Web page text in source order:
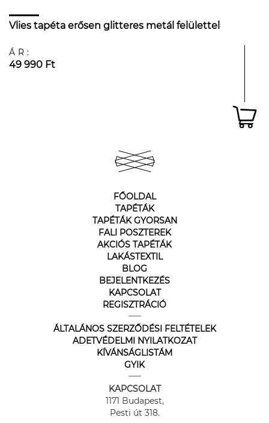
Vlies tapéta erősen glitteres metál felülettel
ÁR:
49 990 Ft
FŐOLDAL
TAPÉTÁK
TAPÉTÁK GYORSAN
FALI POSZTEREK
AKCIÓS TAPÉTÁK
LAKÁSTEXTIL
BLOG
BEJELENTKEZÉS
KAPCSOLAT
REGISZTRÁCIÓ
ÁLTALÁNOS SZERZŐDÉSI FELTÉTELEK
ADETVÉDELMI NYILATKOZAT
KÍVÁNSÁGLISTÁM
GYIK
KAPCSOLAT
1171 Budapest,
Pesti út 318.